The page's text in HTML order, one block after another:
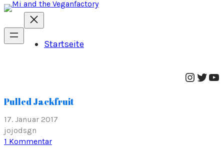
Startseite
Pulled Jackfruit
17. Januar 2017
jojodsgn
1 Kommentarzu